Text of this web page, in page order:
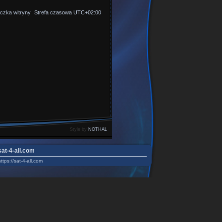
Strefa czasowa UTC+02:00
witryny
Style by NOTHAL
4-all.com
sat-4-all.com